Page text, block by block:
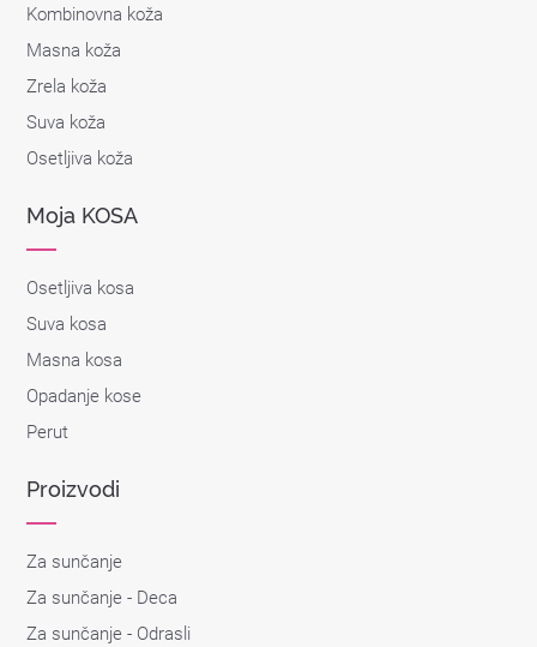
Kombinovna koža
Masna koža
Zrela koža
Suva koža
Osetljiva koža
Moja KOSA
Osetljiva kosa
Suva kosa
Masna kosa
Opadanje kose
Perut
Proizvodi
Za sunčanje
Za sunčanje - Deca
Za sunčanje - Odrasli